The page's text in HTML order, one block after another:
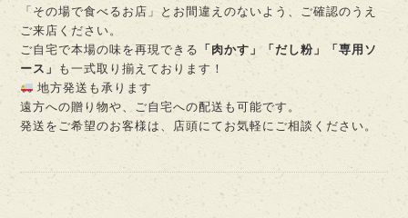
「その場で食べるお店」とお間違えのないよう、ご確認のうえ
ご来店ください。
ご自宅で本場の味を再現できる 「肉かす」「だし粉」「専用ソ
ース」
も一式取り揃えております！
地方発送も承ります
遠方への贈り物や、ご自宅への配送も可能です。
発送をご希望のお客様は、店頭にてお気軽にご相談ください。